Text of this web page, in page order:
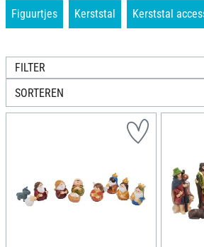
Figuurtjes Kerststal Kerststal
FILTER
SORTEREN